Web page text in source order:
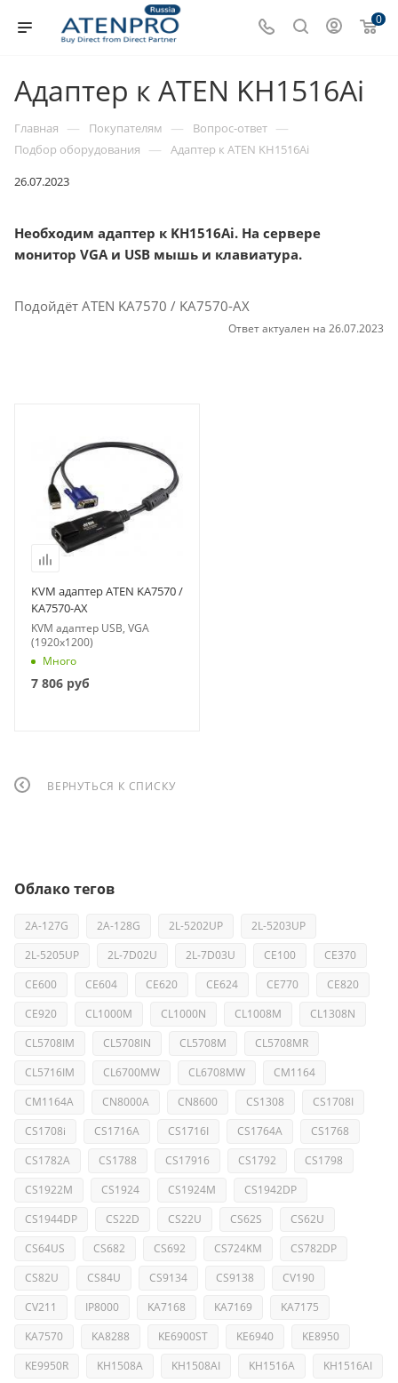
0
Адаптер к ATEN KH1516Ai
Главная — Покупателям — Вопрос-ответ —
Подбор оборудования —
Адаптер к ATEN KH1516Ai
26.07.2023
Необходим адаптер к KH1516Ai. На сервере
монитор VGA и USB мышь и клавиатура.
Подойдёт ATEN KA7570 / KA7570-AX
Ответ актуален на 26.07.2023
KVM адаптер ATEN KA7570 /
KA7570-AX
KVM адаптер USB, VGA
(1920x1200)
Много
7 806 руб
ВЕРНУТЬСЯ К СПИСКУ
Облако тегов
2A-127G 2A-128G 2L-5202UP
2L-5203UP
2L-5205UP
2L-7D02U 2L-7D03U CE100
CE370
CE600
CE604 CE620 CE624 CE770
CE820
CE920
CL1000M CL1000N CL1008M
CL1308N
CL5708IM
CL5708IN CL5708M
CL5708MR
CL5716IM
CL6700MW CL6708MW
CM1164
CM1164A
CN8000A CN8600 CS1308
CS1708I
CS1708i
CS1716A CS1716I CS1764A
CS1768
CS1782A
CS1788 CS17916 CS1792
CS1798
CS1922M
CS1924 CS1924M
CS1942DP
CS1944DP
CS22D CS22U CS62S
CS62U
CS64US
CS682 CS692 CS724KM
CS782DP
CS82U
CS84U CS9134 CS9138
CV190
CV211
IP8000 KA7168 KA7169
KA7175
KA7570
KA8288 KE6900ST KE6940
KE8950
KE9950R
KH1508A KH1508AI KH1516A
KH1516AI